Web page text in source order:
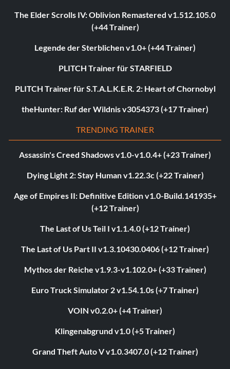
The Elder Scrolls IV: Oblivion Remastered v1.512.105.0
(+44 Trainer)
Legende der Sterblichen v1.0+ (+44 Trainer)
PLITCH Trainer für STARFIELD
PLITCH Trainer für S.T.A.L.K.E.R. 2: Heart of Chornobyl
theHunter: Ruf der Wildnis v3054373 (+17 Trainer)
TRENDING TRAINER
Assassin's Creed Shadows v1.0-v1.0.4+ (+23 Trainer)
Dying Light 2: Stay Human v1.22.3c (+22 Trainer)
Age of Empires II: Definitive Edition v1.0-Build.141935+
(+12 Trainer)
The Last of Us Teil I v1.1.4.0 (+12 Trainer)
The Last of Us Part II v1.3.10430.0406 (+12 Trainer)
Mythos der Reiche v1.9.3-v1.102.0+ (+33 Trainer)
Euro Truck Simulator 2 v1.54.1.0s (+7 Trainer)
VOIN v0.2.0+ (+4 Trainer)
Klingenabgrund v1.0 (+5 Trainer)
Grand Theft Auto V v1.0.3407.0 (+12 Trainer)